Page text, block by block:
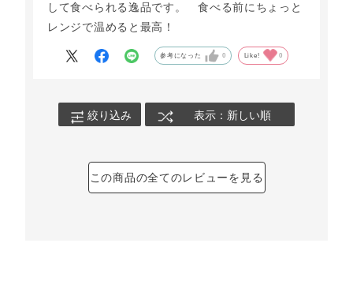
して食べられる逸品です。 食べる前にちょっと
レンジで温めると最高！
参考になった 0 Like! 0
絞り込み 表示：新しい順
この商品の全てのレビューを見る